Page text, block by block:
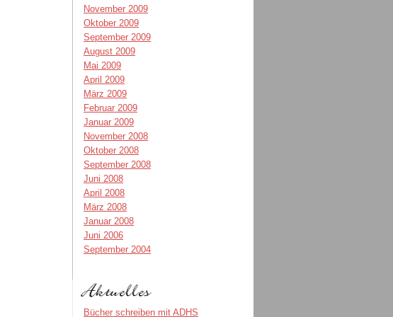
November 2009
Oktober 2009
September 2009
August 2009
Mai 2009
April 2009
März 2009
Februar 2009
Januar 2009
November 2008
Oktober 2008
September 2008
Juni 2008
April 2008
März 2008
Januar 2008
Juni 2006
September 2004
Bücher schreiben mit ADHS